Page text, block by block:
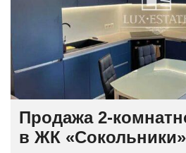
Продажа 2-
в ЖК «Сокольники»